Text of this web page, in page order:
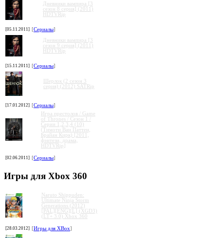
Дневники вампира [3
сезон 8 серия] (2011)
HDTVRip
[05.11.2011] [Сериалы]
Дневники вампира [3
сезон 9 серия] (2011)
HDTVRip
[15.11.2011] [Сериалы]
Шерлок (2 сезон 3
серия) (2012) SATRip
[17.01.2012] [Сериалы]
Игра престолов / Game
of Thrones / Сезон 1 /
Серии 1,2,3,4 (10)
(Тимоти Ван Паттен,
Брайан Кирк) [2011,
фэнтези, драма,
HDTVRip]
[02.06.2011] [Сериалы]
Игры для Xbox 360
Naruto Shippuden:
Ultimate Ninja Storm
Generations (2012)
[PAL][ENG][L] (XGD3)
(LT+ 3.0) Xbox 360
[28.03.2012] [Игры для XBox]